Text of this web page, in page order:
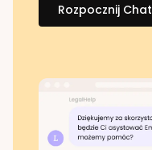
Rozpocznij Chat